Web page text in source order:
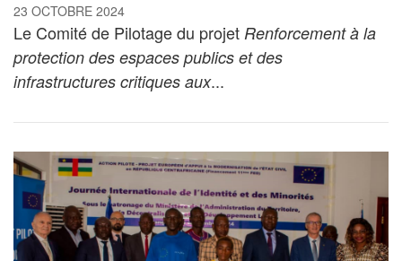
23 OCTOBRE 2024
Le Comité de Pilotage du projet Renforcement à la
protection des espaces publics et des
infrastructures critiques aux...